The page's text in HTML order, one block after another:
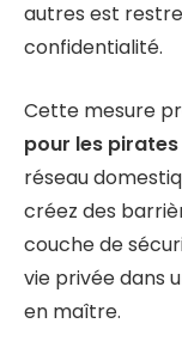
autres est
confidentialité.
Cette mesure
pour les pirates
réseau
créez des
couche de
vie privée dans
en maître.